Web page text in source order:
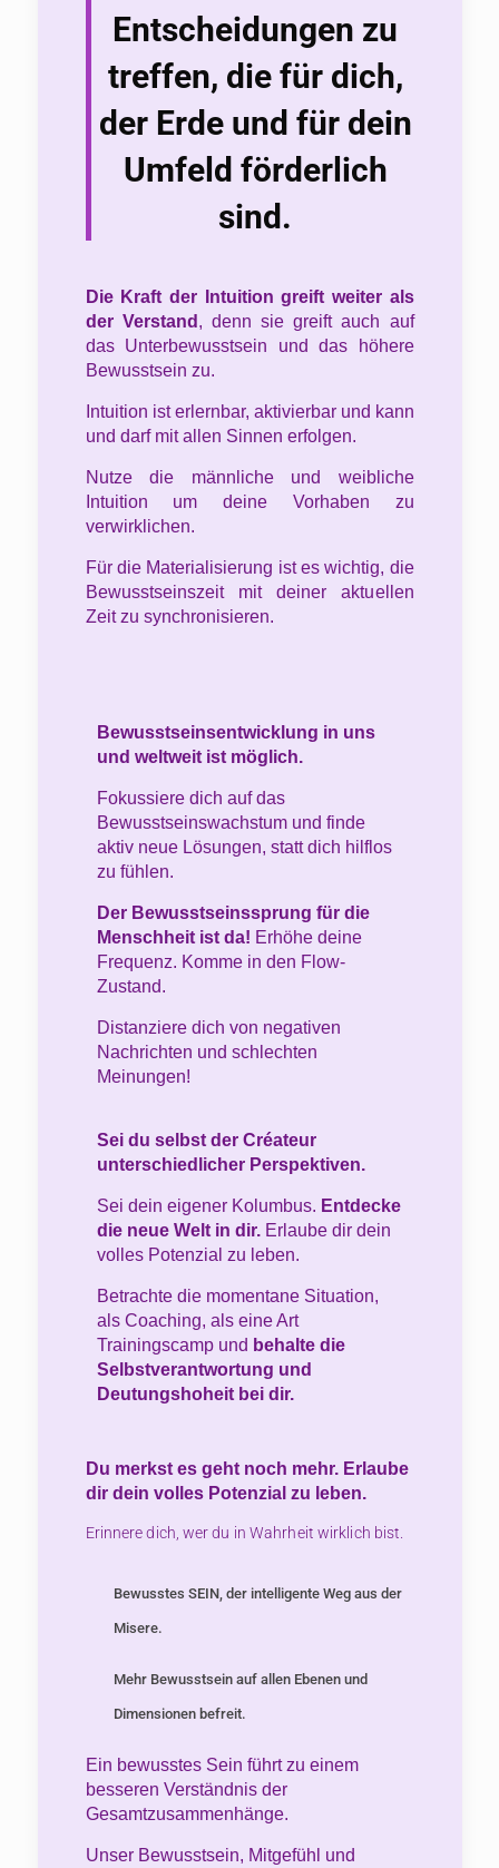
Entscheidungen zu
treffen, die für dich,
der Erde und für dein
Umfeld förderlich
sind.
Die Kraft der Intuition greift weiter als
der Verstand , denn sie greift auch auf
das Unterbewusstsein und das höhere
Bewusstsein zu.
Intuition ist erlernbar, aktivierbar und kann
und darf mit allen Sinnen erfolgen.
Nutze die männliche und weibliche
Intuition um deine Vorhaben zu
verwirklichen.
Für die Materialisierung ist es wichtig, die
Bewusstseinszeit mit deiner aktuellen
Zeit zu synchronisieren.
Bewusstseinsentwicklung in uns
und weltweit ist möglich.
Fokussiere dich auf das
Bewusstseinswachstum und finde
aktiv neue Lösungen, statt dich hilflos
zu fühlen.
Der Bewusstseinssprung für die
Menschheit ist da! Erhöhe deine
Frequenz. Komme in den Flow-
Zustand.
Distanziere dich von negativen
Nachrichten und schlechten
Meinungen!
Sei du selbst der Créateur
unterschiedlicher Perspektiven.
Sei dein eigener Kolumbus. Entdecke
die neue Welt in dir.Erlaube dir dein
volles Potenzial zu leben.
Betrachte die momentane Situation,
als Coaching, als eine Art
Trainingscamp und behalte die
Selbstverantwortung und
Deutungshoheit bei dir.
Du merkst es geht noch mehr. Erlaube
dir dein volles Potenzial zu leben.
Erinnere dich, wer du in Wahrheit wirklich bist.
Bewusstes SEIN, der intelligente Weg aus der
Misere.
Mehr Bewusstsein auf allen Ebenen und
Dimensionen befreit.
Ein bewusstes Sein führt zu einem
besseren Verständnis der
Gesamtzusammenhänge.
Unser Bewusstsein, Mitgefühl und